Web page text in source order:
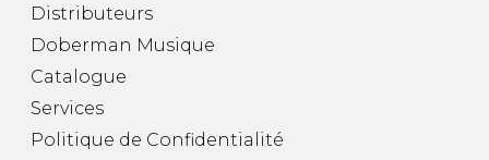
Distributeurs
Doberman Musique
Catalogue
Services
Politique de Confidentialité